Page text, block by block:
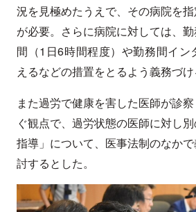
況を見極めたうえで、その病院を
が必要。さらに病院に対しては、
間（1日6時間程度）や勤務間イン
えるなどの措置をとるよう義務づけ
また過労で健康を害した医師が診
ぐ観点で、過労状態の医師に対し
指導」について、医事法制のなか
討するとした。